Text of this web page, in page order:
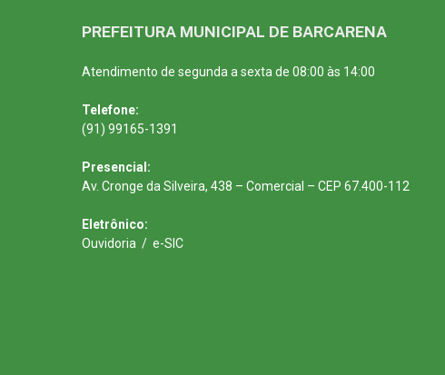
PREFEITURA MUNICIPAL DE BARCARENA
Atendimento de segunda a sexta de 08:00 às 14:00
Telefone:
(91) 99165-1391
Presencial:
Av. Cronge da Silveira, 438 – Comercial – CEP 67.400-112
Eletrônico:
Ouvidoria / e-SIC